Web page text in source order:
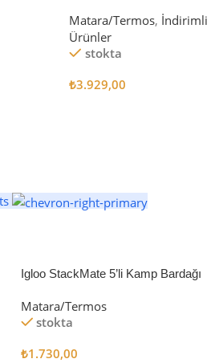
Matara/Termos, İndirimli
Ürünler
stokta
₺3.929,00
Igloo StackMate 5’li Kamp Bardağı
Matara/Termos
stokta
₺1.730,00